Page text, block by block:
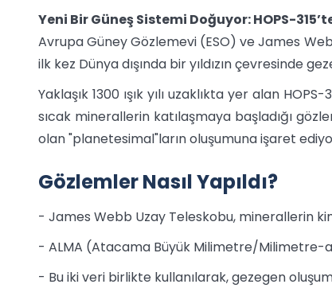
Yeni Bir Güneş Sistemi Doğuyor: HOPS-
Avrupa Güney Gözlemevi (ESO) ve James
ilk kez Dünya dışında bir yıldızın çevresinde
Yaklaşık 1300 ışık yılı uzaklıkta yer alan
sıcak minerallerin katılaşmaya başladığı
olan "planetesimal"ların oluşumuna işaret
Gözlemler Nasıl Yapıldı?
- James Webb Uzay Teleskobu, minerallerin
- ALMA (Atacama Büyük Milimetre/Milimetre-
- Bu iki veri birlikte kullanılarak, gezegen